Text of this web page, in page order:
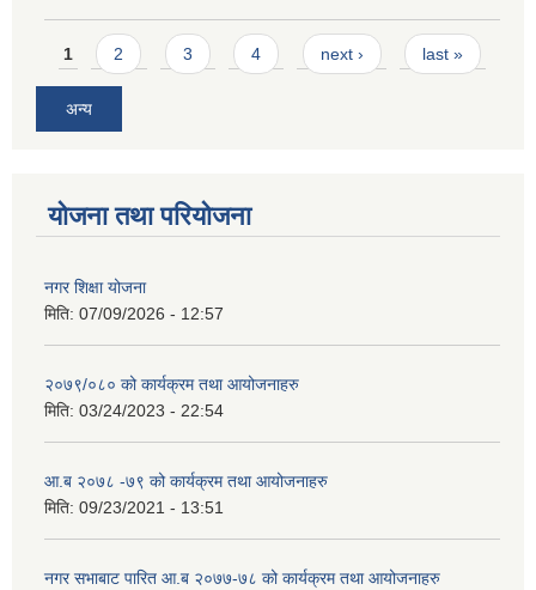
Pages
1 2 3 4 next › last »
अन्य
योजना तथा परियोजना
नगर शिक्षा योजना
मिति: 07/09/2026 - 12:57
२०७९/०८० को कार्यक्रम तथा आयोजनाहरु
मिति: 03/24/2023 - 22:54
आ.ब २०७८ -७९ को कार्यक्रम तथा आयोजनाहरु
मिति: 09/23/2021 - 13:51
नगर सभाबाट पारित आ.ब २०७७-७८ को कार्यक्रम तथा आयोजनाहरु